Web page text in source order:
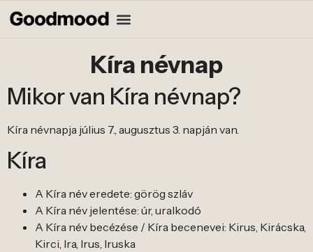
Kíra névnap
Mikor van Kíra névnap?
Kíra névnapja július 7., augusztus 3. napján van.
Kíra
A Kíra név eredete: görög szláv
A Kíra név jelentése: úr, uralkodó
A Kíra név becézése / Kíra becenevei: Kirus, Kirácska,
Kirci, Ira, Irus, Iruska